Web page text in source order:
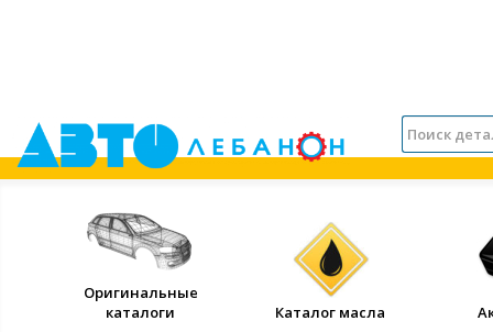
Оригинальные
каталоги
Каталог масла